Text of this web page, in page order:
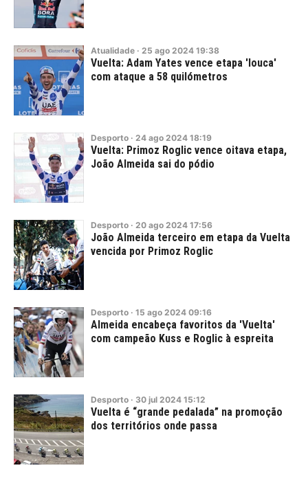
Atualidade · 25 ago 2024 19:38
Vuelta: Adam Yates vence etapa 'louca'
com ataque a 58 quilómetros
Desporto · 24 ago 2024 18:19
Vuelta: Primoz Roglic vence oitava etapa,
João Almeida sai do pódio
Desporto · 20 ago 2024 17:56
João Almeida terceiro em etapa da Vuelta
vencida por Primoz Roglic
Desporto · 15 ago 2024 09:16
Almeida encabeça favoritos da 'Vuelta'
com campeão Kuss e Roglic à espreita
Desporto · 30 jul 2024 15:12
Vuelta é “grande pedalada” na promoção
dos territórios onde passa